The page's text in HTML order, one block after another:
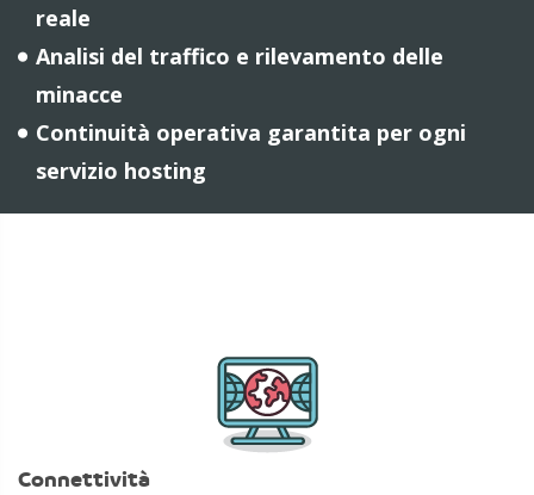
reale
Analisi del traffico e rilevamento delle
minacce
Continuità operativa garantita per ogni
servizio hosting
Connettività